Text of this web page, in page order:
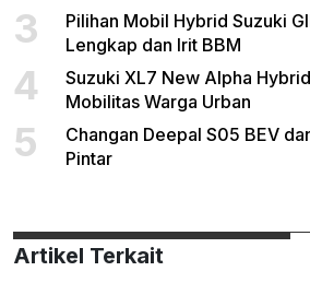
3
Pilihan Mobil Hybrid Suzuki
Lengkap dan Irit BBM
4
Suzuki XL7 New Alpha
Mobilitas Warga Urban
5
Changan Deepal S05 BEV
Pintar
Artikel Terkait